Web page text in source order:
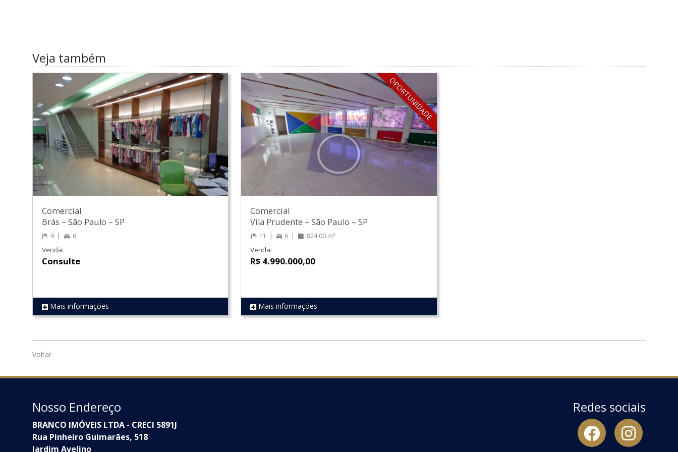
Veja também
REF 645
Comercial
Brás – São Paulo – SP
6 6
Venda:
Consulte
Mais informações
OPORTUNIDADE
REF 1580
Comercial
Vila Prudente – São Paulo – SP
11 6 824.00 m²
Venda:
R$ 4.990.000,00
Mais informações
Voltar
Nosso Endereço
BRANCO IMÓVEIS LTDA - CRECI 5891J
Rua Pinheiro Guimarães, 518
Jardim Avelino
Redes sociais